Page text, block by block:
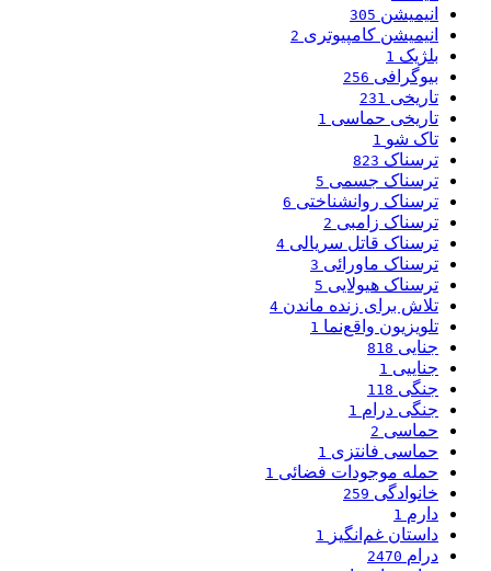
انیمیشن 305
انیمیشن کامپیوتری 2
بلژیک 1
بیوگرافی 256
تاریخی 231
تاریخی حماسی 1
تاک شو 1
ترسناک 823
ترسناک جسمی 5
ترسناک روانشناختی 6
ترسناک زامبی 2
ترسناک قاتل سریالی 4
ترسناک ماورائی 3
ترسناک هیولایی 5
تلاش برای زنده ماندن 4
تلویزیون واقع‌نما 1
جنایی 818
جناییی 1
جنگی 118
جنگی درام 1
حماسی 2
حماسی فانتزی 1
حمله موجودات فضائی 1
خانوادگی 259
دارم 1
داستان غم‌انگیز 1
درام 2470